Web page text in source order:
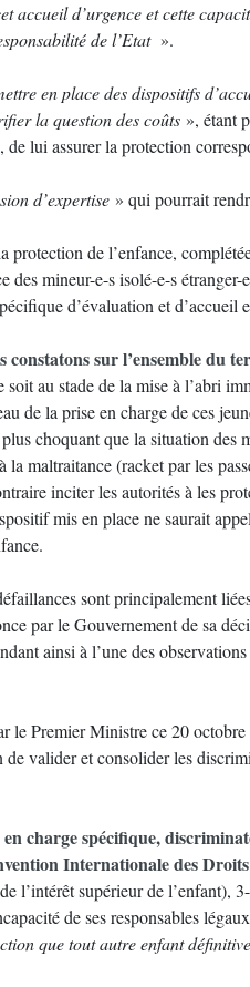
accueil d’urgence et cette
de l’Etat ».
en place des dispositifs
la question des coûts », étant
lui assurer la protection
d’expertise » qui pourrait
protection de l’enfance,
des mineur-e-s isolé-e-s
d’évaluation et d’accueil
sur l’ensemble du
au stade de la mise à l’abri
de la prise en charge de ces
choquant que la situation
la maltraitance (racket par les
inciter les autorités à les
mis en place ne saurait
sont principalement
par le Gouvernement de sa
ainsi à l’une des
le Premier Ministre ce 20
valider et consolider les
charge spécifique,
Internationale des
l’intérêt supérieur de l’enfant),
de ses responsables
que tout autre enfant